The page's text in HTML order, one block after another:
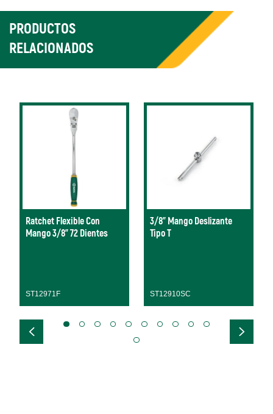
PRODUCTOS
RELACIONADOS
Ratchet Flexible Con
Mango 3/8” 72 Dientes
ST12971F
3/8" Mango Deslizante
Tipo T
ST12910SC